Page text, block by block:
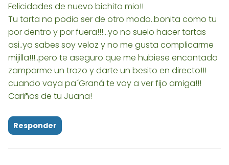
Felicidades de nuevo bichito mio!!
Tu tarta no podia ser de otro modo..bonita como tu
por dentro y por fuera!!!...yo no suelo hacer tartas
asi..ya sabes soy veloz y no me gusta complicarme
mijilla!!!..pero te aseguro que me hubiese encantado
zamparme un trozo y darte un besito en directo!!!
cuando vaya pa´Graná te voy a ver fijo amiga!!!
Cariños de tu Juana!
Responder